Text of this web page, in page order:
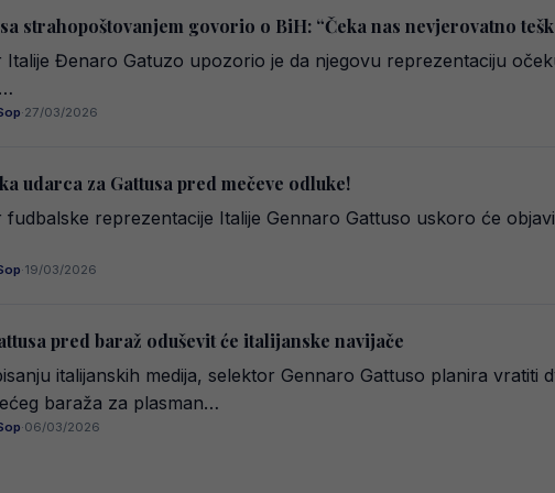
strahopoštovanjem govorio o BiH: “Čeka nas nevjerovatno
Italije Đenaro Gatuzo upozorio je da njegovu reprezentaciju
·27/03/2026
udarca za Gattusa pred mečeve odluke!
fudbalske reprezentacije Italije Gennaro Gattuso uskoro će
·19/03/2026
pred baraž oduševit će italijanske navijače
italijanskih medija, selektor Gennaro Gattuso planira
baraža za plasman…
·06/03/2026